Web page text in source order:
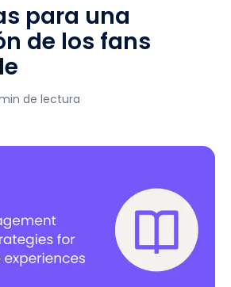
para una
de los fans
de lectura